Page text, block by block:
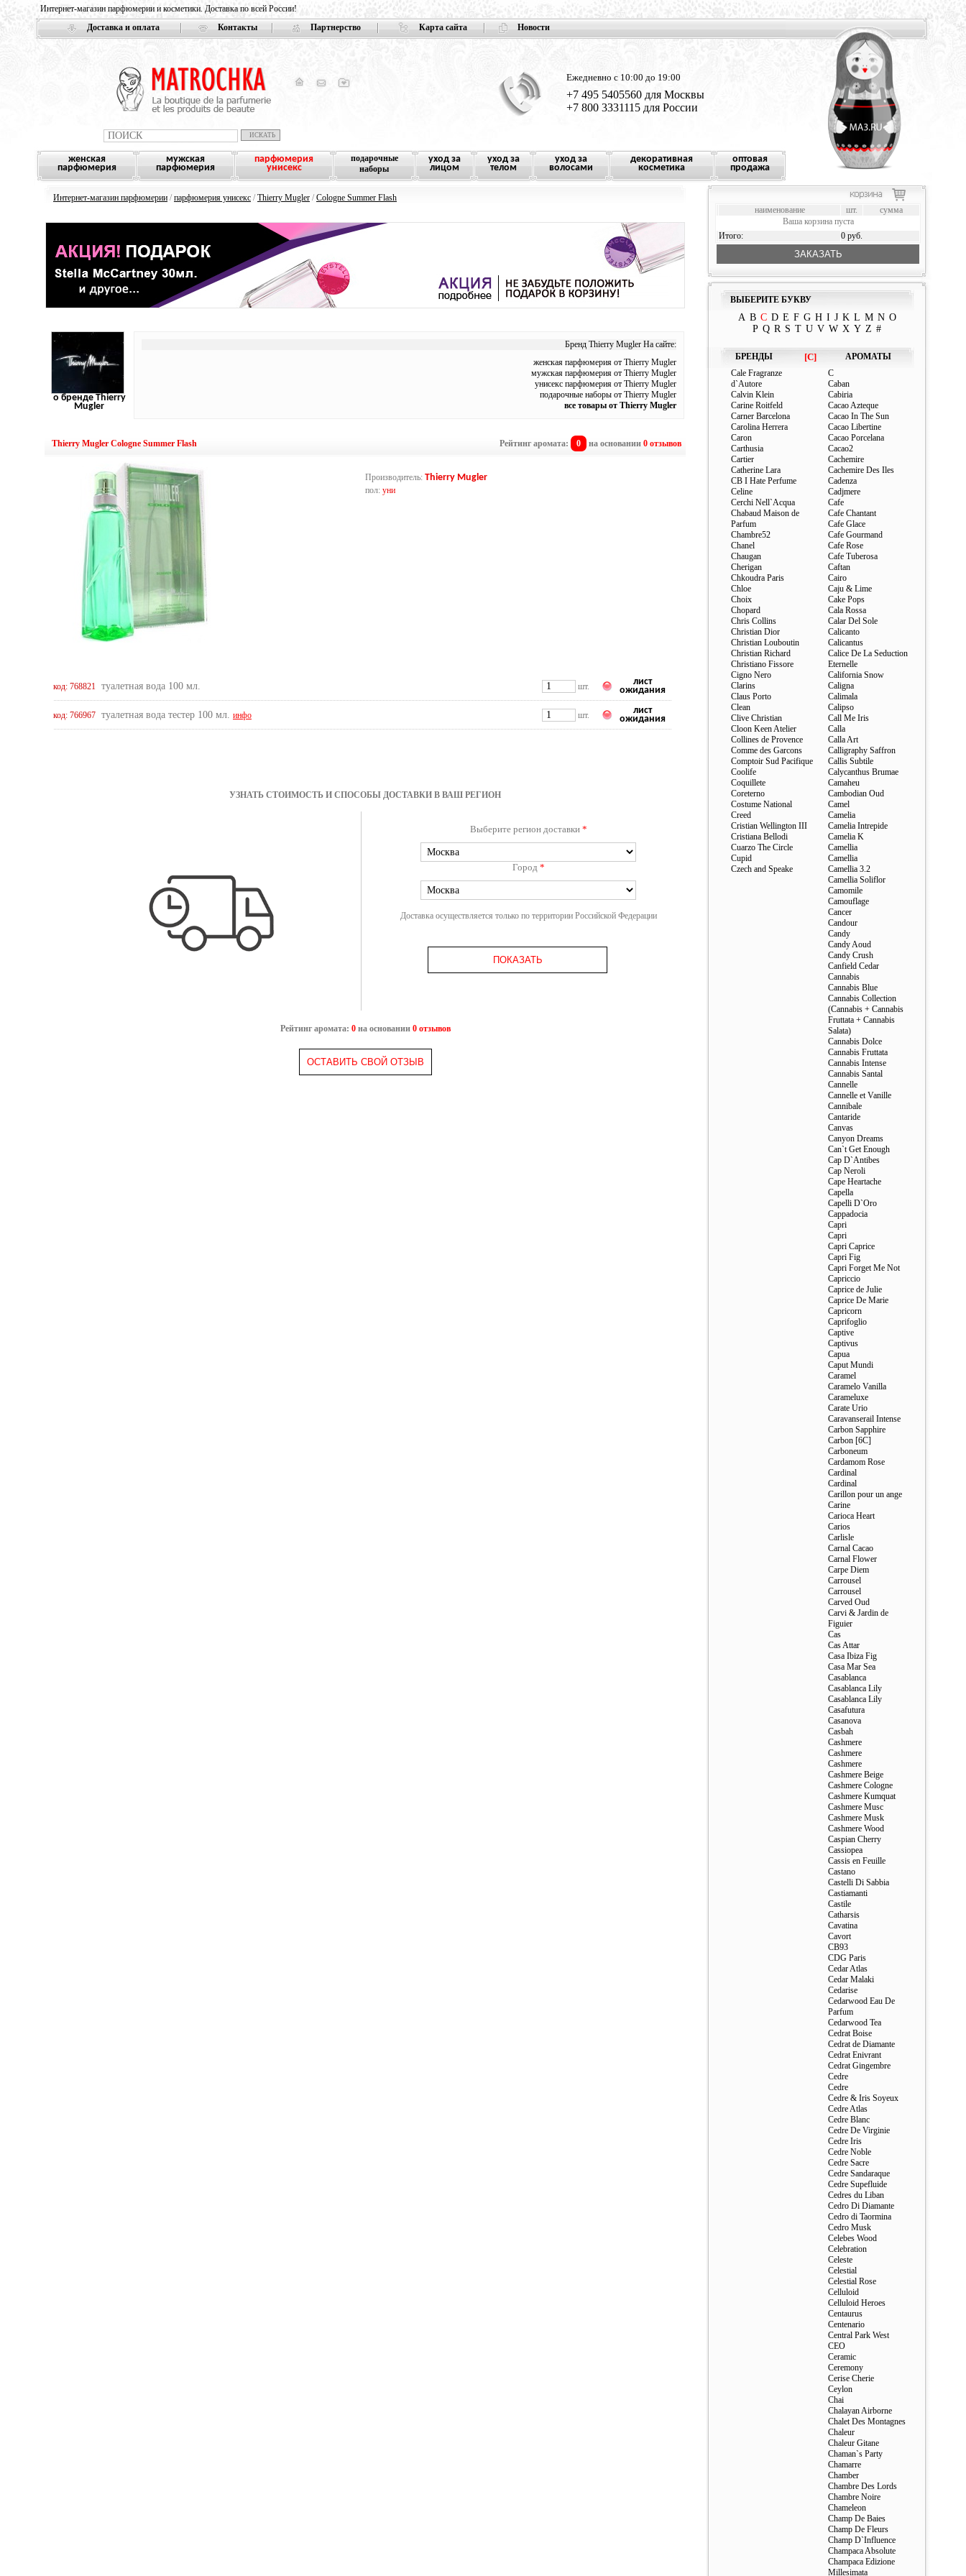
Интернет-магазин парфюмерии и косметики. Доставка по всей России!
Доставка и оплата
Контакты Партнерство Карта сайта Новости
Ежедневно с 10:00 до 19:00
+7 495 5405560 для Москвы
+7 800 3331115 для России
женская
парфюмерия
мужская
парфюмерия
парфюмерия
унисекс
подарочные
наборы
уход за
лицом
уход за
телом
уход за
волосами
декоративная
косметика
оптовая
продажа
Интернет-магазин парфюмерии /парфюмерия унисекс /Thierry Mugler /Cologne Summer Flash
о бренде Thierry
Mugler
Бренд Thierry Mugler На сайте:
женская парфюмерия от Thierry Mugler
мужская парфюмерия от Thierry Mugler
унисекс парфюмерия от Thierry Mugler
подарочные наборы от Thierry Mugler
все товары от Thierry Mugler
Thierry Mugler Cologne Summer Flash Рейтинг аромата: 0 на основании 0 отзывов
Производитель: Thierry Mugler
пол: уни
код: 768821 туалетная вода 100 мл. шт.
лист
ожидания
код: 766967 туалетная вода тестер 100 мл. инфо шт.
лист
ожидания
УЗНАТЬ СТОИМОСТЬ И СПОСОБЫ ДОСТАВКИ В ВАШ РЕГИОН
Выберите регион доставки *
Город *
Доставка осуществляется только по территории Российской Федерации
ПОКАЗАТЬ
Рейтинг аромата: 0на основании 0 отзывов
ОСТАВИТЬ СВОЙ ОТЗЫВ
наименование шт.
сумма
Ваша корзина пуста
Итого:
0 руб.
ЗАКАЗАТЬ
ВЫБЕРИТЕ БУКВУ
A B C D E F G H I J K L M N O
P Q R S T U V W X Y Z #
БРЕНДЫ [C]
АРОМАТЫ
Cale Fragranze
d`Autore
Calvin Klein
Carine Roitfeld
Carner Barcelona
Carolina Herrera
Caron
Carthusia
Cartier
Catherine Lara
CB I Hate Perfume
Celine
Cerchi Nell`Acqua
Chabaud Maison de
Parfum
Chambre52
Chanel
Chaugan
Cherigan
Chkoudra Paris
Chloe
Choix
Chopard
Chris Collins
Christian Dior
Christian Louboutin
Christian Richard
Christiano Fissore
Cigno Nero
Clarins
Claus Porto
Clean
Clive Christian
Cloon Keen Atelier
Collines de Provence
Comme des Garcons
Comptoir Sud Pacifique
Coolife
Coquillete
Coreterno
Costume National
Creed
Cristian Wellington III
Cristiana Bellodi
Cuarzo The Circle
Cupid
Czech and Speake
C
Caban
Cabiria
Cacao Azteque
Cacao In The Sun
Cacao Libertine
Cacao Porcelana
Cacao2
Cachemire
Cachemire Des Iles
Cadenza
Cadjmere
Cafe
Cafe Chantant
Cafe Glace
Cafe Gourmand
Cafe Rose
Cafe Tuberosa
Caftan
Cairo
Caju & Lime
Cake Pops
Cala Rossa
Calar Del Sole
Calicanto
Calicantus
Calice De La Seduction
Eternelle
California Snow
Caligna
Calimala
Calipso
Call Me Iris
Calla
Calla Art
Calligraphy Saffron
Callis Subtile
Calycanthus Brumae
Camaheu
Cambodian Oud
Camel
Camelia
Camelia Intrepide
Camelia K
Camellia
Camellia
Camellia 3.2
Camellia Soliflor
Camomile
Camouflage
Cancer
Candour
Candy
Candy Aoud
Candy Crush
Canfield Cedar
Cannabis
Cannabis Blue
Cannabis Collection
(Cannabis + Cannabis
Fruttata + Cannabis
Salata)
Cannabis Dolce
Cannabis Fruttata
Cannabis Intense
Cannabis Santal
Cannelle
Cannelle et Vanille
Cannibale
Cantaride
Canvas
Canyon Dreams
Can`t Get Enough
Cap D`Antibes
Cap Neroli
Cape Heartache
Capella
Capelli D`Oro
Cappadocia
Capri
Capri
Capri Caprice
Capri Fig
Capri Forget Me Not
Capriccio
Caprice de Julie
Caprice De Marie
Capricorn
Caprifoglio
Captive
Captivus
Capua
Caput Mundi
Caramel
Caramelo Vanilla
Carameluxe
Carate Urio
Caravanserail Intense
Carbon Sapphire
Carbon [6C]
Carboneum
Cardamom Rose
Cardinal
Cardinal
Carillon pour un ange
Carine
Carioca Heart
Carios
Carlisle
Carnal Cacao
Carnal Flower
Carpe Diem
Carrousel
Carrousel
Carved Oud
Carvi & Jardin de
Figuier
Cas
Cas Attar
Casa Ibiza Fig
Casa Mar Sea
Casablanca
Casablanca Lily
Casablanca Lily
Casafutura
Casanova
Casbah
Cashmere
Cashmere
Cashmere
Cashmere Beige
Cashmere Cologne
Cashmere Kumquat
Cashmere Musc
Cashmere Musk
Cashmere Wood
Caspian Cherry
Cassiopea
Cassis en Feuille
Castano
Castelli Di Sabbia
Castiamanti
Castile
Catharsis
Cavatina
Cavort
CB93
CDG Paris
Cedar Atlas
Cedar Malaki
Cedarise
Cedarwood Eau De
Parfum
Cedarwood Tea
Cedrat Boise
Cedrat de Diamante
Cedrat Enivrant
Cedrat Gingembre
Cedre
Cedre
Cedre & Iris Soyeux
Cedre Atlas
Cedre Blanc
Cedre De Virginie
Cedre Iris
Cedre Noble
Cedre Sacre
Cedre Sandaraque
Cedre Supefluide
Cedres du Liban
Cedro Di Diamante
Cedro di Taormina
Cedro Musk
Celebes Wood
Celebration
Celeste
Celestial
Celestial Rose
Celluloid
Celluloid Heroes
Centaurus
Centenario
Central Park West
CEO
Ceramic
Ceremony
Cerise Cherie
Ceylon
Chai
Chalayan Airborne
Chalet Des Montagnes
Chaleur
Chaleur Gitane
Chaman`s Party
Chamarre
Chamber
Chambre Des Lords
Chambre Noire
Chameleon
Champ De Baies
Champ De Fleurs
Champ D`Influence
Champaca Absolute
Champaca Edizione
Millesimata